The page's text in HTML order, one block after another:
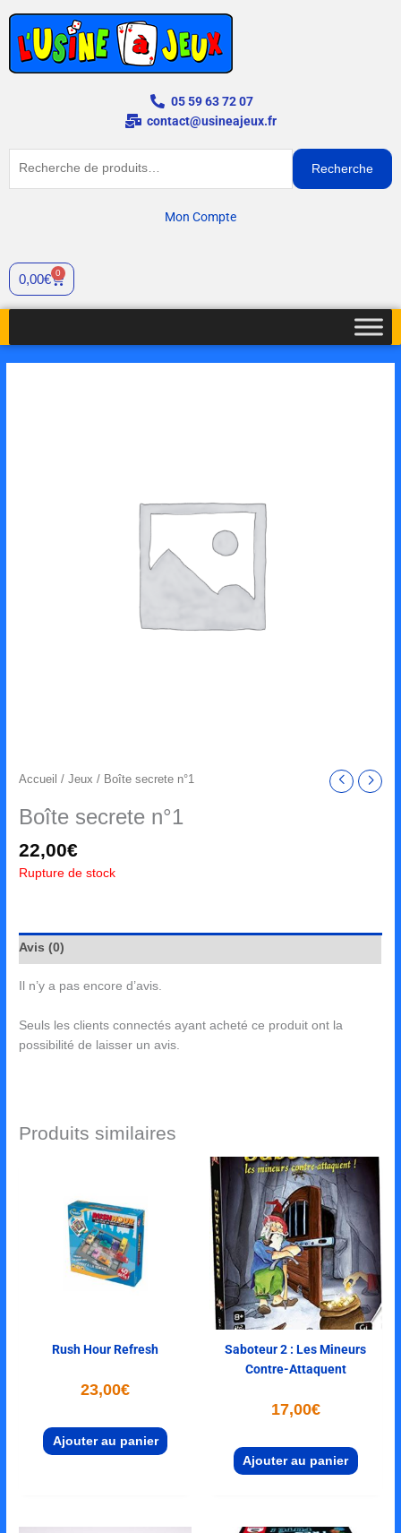
contenu
05 59 63 72 07
contact@usineajeux.fr
Recherche
Mon Compte
0,00€ 0
Panier
Accueil /Jeux / Boîte secrete n°1
Boîte secrete n°1
22,00€
Rupture de stock
Avis (0)
Il n’y a pas encore d’avis.
Seuls les clients connectés ayant acheté ce produit ont la
possibilité de laisser un avis.
Produits similaires
Rush Hour Refresh
23,00€
Ajouter au panier
Saboteur 2 : Les Mineurs
Contre-Attaquent
17,00€
Ajouter au panier